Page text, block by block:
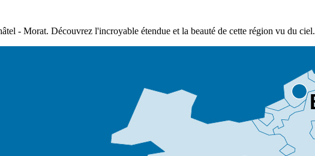
- Morat. Découvrez l'incroyable étendue et la beauté de cette région vu du ciel.